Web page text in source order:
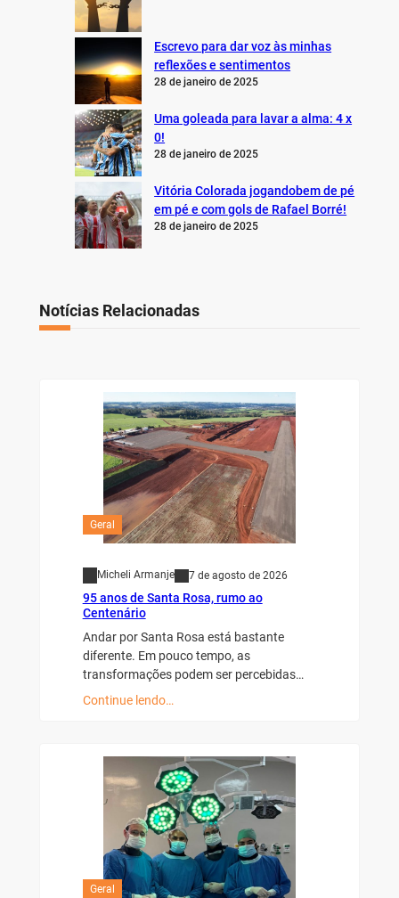
Escrevo para dar voz às minhas
reflexões e sentimentos
28 de janeiro de 2025
Uma goleada para lavar a alma: 4 x
0!
28 de janeiro de 2025
Vitória Colorada jogandobem de pé
em pé e com gols de Rafael Borré!
28 de janeiro de 2025
Notícias Relacionadas
Geral
Micheli Armanje 7 de agosto de 2026
95 anos de Santa Rosa, rumo ao
Centenário
Andar por Santa Rosa está bastante
diferente. Em pouco tempo, as
transformações podem ser percebidas…
Continue lendo…
Geral